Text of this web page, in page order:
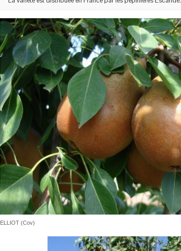
ELLIOT (Cov)